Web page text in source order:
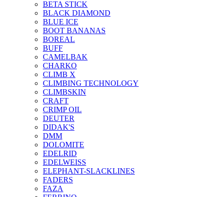
BETA STICK
BLACK DIAMOND
BLUE ICE
BOOT BANANAS
BOREAL
BUFF
CAMELBAK
CHARKO
CLIMB X
CLIMBING TECHNOLOGY
CLIMBSKIN
CRAFT
CRIMP OIL
DEUTER
DIDAK'S
DMM
DOLOMITE
EDELRID
EDELWEISS
ELEPHANT-SLACKLINES
FADERS
FAZA